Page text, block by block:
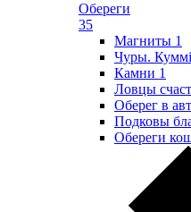
Обереги
35
Магниты 1
Чуры.
Камни 1
Ловцы
Оберег в
Подковы
Обереги